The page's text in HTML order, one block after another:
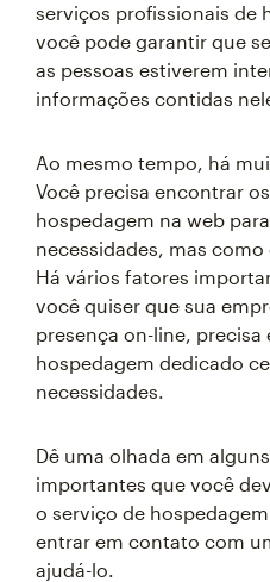
serviços profissionais de
você pode garantir que
as pessoas estiverem
informações contidas
Ao mesmo tempo, há
Você precisa encontrar
hospedagem na web
necessidades, mas
Há vários fatores
você quiser que sua
presença on-line,
hospedagem dedicado
necessidades.
Dê uma olhada em
importantes que você
o serviço de
entrar em contato com
ajudá-lo.